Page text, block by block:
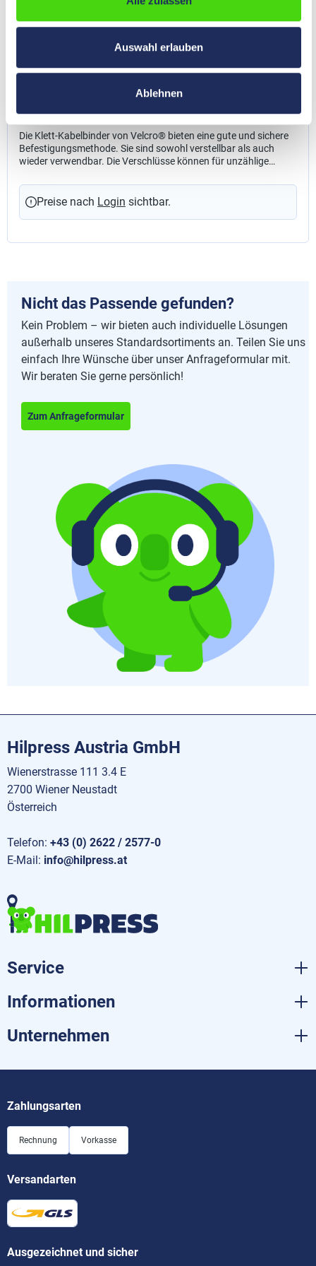
Auswahl erlauben
Ablehnen
ONE-WRAP® Klett-Kabelbinder der Marke
Abmessung Länge x Kopfbreite x Bandbreite:
12,5
Die Klett-Kabelbinder von Velcro® bieten eine gute und sichere
Befestigungsmethode. Sie sind sowohl verstellbar als auch
wieder verwendbar. Die Verschlüsse können für unzählige
Kabelmanagement, bei Netzwerkinstallationen, für Kabelbäume
und für Glasfaserkabel. Farbe: schwarz Weitere Informationen:
Preise nach Login sichtbar.
Nicht das Passende gefunden?
Kein Problem – wir bieten auch individuelle Lösungen
außerhalb unseres Standardsortiments an. Teilen Sie uns
einfach Ihre Wünsche über unser Anfrageformular mit.
Wir beraten Sie gerne persönlich!
Zum Anfrageformular
Hilpress Austria GmbH
Wienerstrasse 111 3.4 E
2700 Wiener Neustadt
Österreich
Telefon: +43 (0) 2622 / 2577-0
E-Mail: info@hilpress.at
Service
Informationen
Unternehmen
Zahlungsarten
Rechnung Vorkasse
Versandarten
Ausgezeichnet und sicher